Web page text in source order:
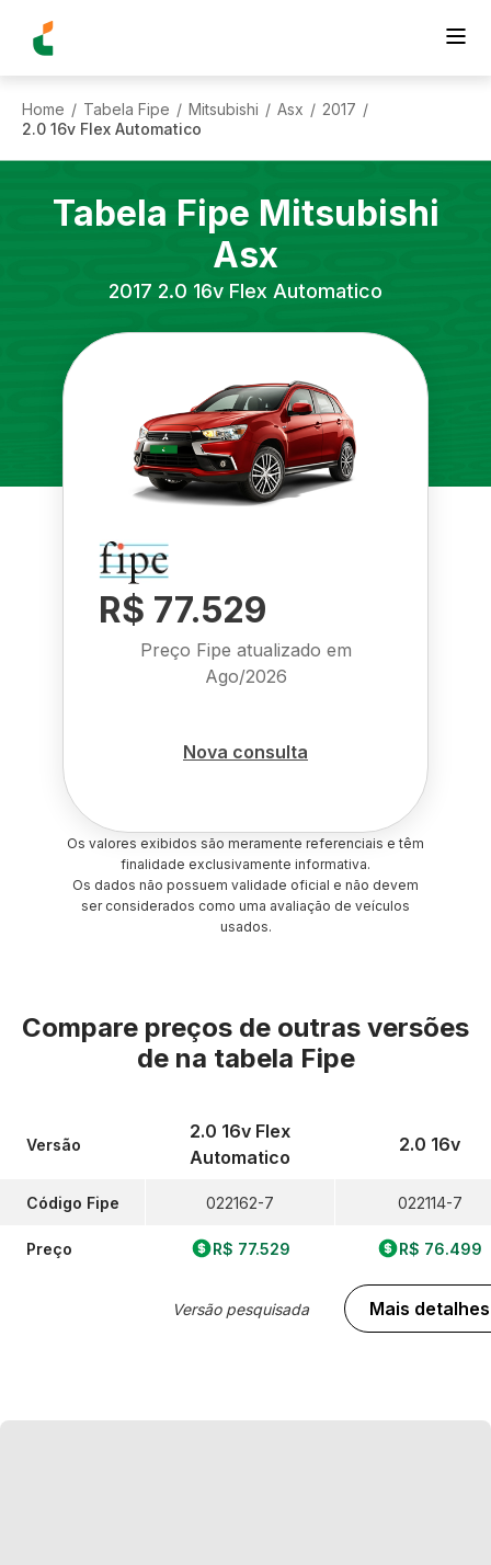
Home / Tabela Fipe / Mitsubishi / Asx / 2017 /
2.0 16v Flex Automatico
Tabela Fipe Mitsubishi
Asx
2017 2.0 16v Flex Automatico
R$ 77.529
Preço Fipe atualizado em
Ago/2026
Nova consulta
Os valores exibidos são meramente referenciais e têm
finalidade exclusivamente informativa.
Os dados não possuem validade oficial e não devem
ser considerados como uma avaliação de veículos
usados.
Compare preços de outras versões
de na tabela Fipe
Versão
Código Fipe
Preço
2.0 16v Flex
Automatico
022162-7
R$ 77.529
Versão pesquisada
2.0 16v
022114-7
R$ 76.499
Mais detalhes